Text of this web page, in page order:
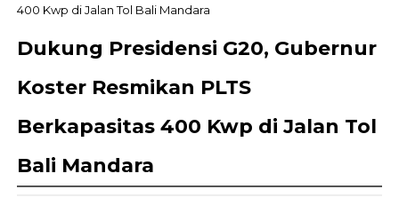
400 Kwp di Jalan Tol Bali Mandara
Dukung Presidensi G20, Gubernur
Koster Resmikan PLTS
Berkapasitas 400 Kwp di Jalan Tol
Bali Mandara